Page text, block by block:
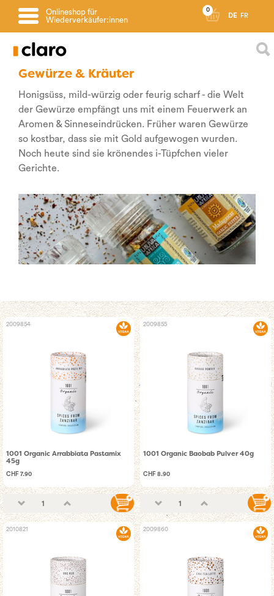
DE FR
0
Onlineshop für
Wiederverkäufer:innen
Gewürze & Kräuter
Honigsüss, mild-würzig oder feurig scharf - die Welt
der Gewürze empfängt uns mit einem Feuerwerk an
Aromen & Sinneseindrücken. Früher waren Gewürze
so kostbar, dass sie mit Gold aufgewogen wurden.
Noch heute sind sie krönendes i-Tüpfchen vieler
Gerichte.
2009854
1001 Organic Arrabbiata Pastamix
45g
CHF 7.90
2009855
1001 Organic Baobab Pulver 40g
CHF 8.90
2010821 2009860